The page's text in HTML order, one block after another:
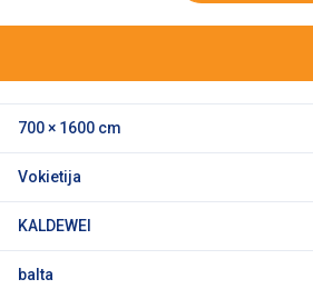
700 × 1600 cm
Vokietija
KALDEWEI
balta